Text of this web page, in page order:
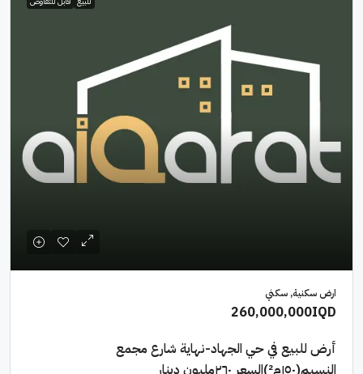
ارض سكنية, سكني
260,000,000IQD
أرض للبيع في حي الجهاد-نهاية شارع مجمع
النسيم(١٥٠م²)السعر ٢٦٠مليون دينار